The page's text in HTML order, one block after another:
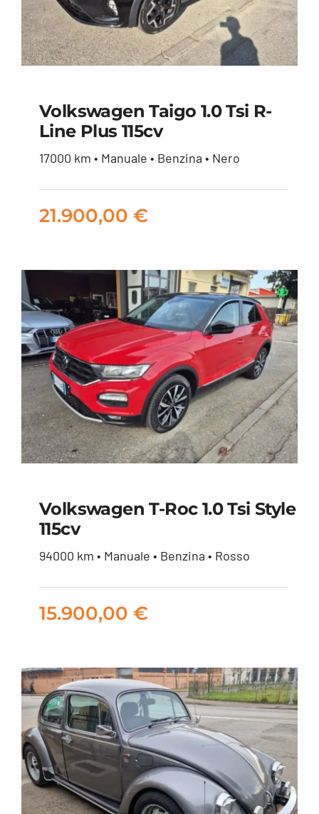
Volkswagen Taigo 1.0
21.900,00
Volkswagen Taigo 1.0 Tsi R-
Line Plus 115cv
17000 km • Manuale • Benzina • Nero
21.900,00 €
Volkswagen T-Roc 1.0
15.900,00
Volkswagen T-Roc 1.0 Tsi Style
115cv
94000 km • Manuale • Benzina • Rosso
15.900,00 €